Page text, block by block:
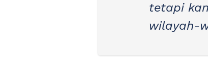
tetapi
wilayah-